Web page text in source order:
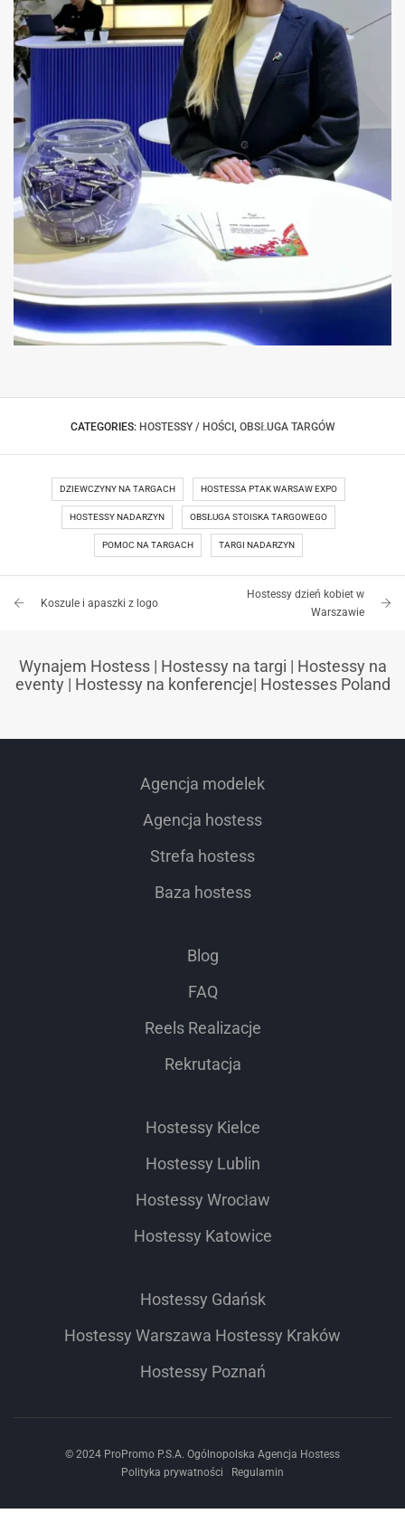
HOSTESSY TARGI TRANSLOGISTICA POLAND
CATEGORIES: HOSTESSY / HOŚCI , OBSŁUGA TARGÓW
DZIEWCZYNY NA TARGACH HOSTESSA PTAK WARSAW EXPO
HOSTESSY NADARZYN OBSŁUGA STOISKA TARGOWEGO
POMOC NA TARGACH TARGI NADARZYN
Koszule i apaszki z logo
Hostessy dzień kobiet w
Warszawie
Wynajem Hostess| Hostessy na targi | Hostessy na
eventy | Hostessy na konferencje| Hostesses Poland
Agencja modelek
Agencja hostess
Strefa hostess
Baza hostess
Blog
FAQ
Reels Realizacje
Rekrutacja
Hostessy Kielce
Hostessy Lublin
Hostessy Wrocław
Hostessy Katowice
Hostessy Gdańsk
Hostessy Warszawa Hostessy Kraków
Hostessy Poznań
© 2024 ProPromo P.S.A. Ogólnopolska Agencja Hostess
Polityka prywatności
Regulamin